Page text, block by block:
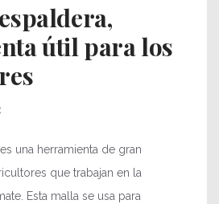
útil para los
una herramienta de gran
que trabajan en la
Esta malla se usa para